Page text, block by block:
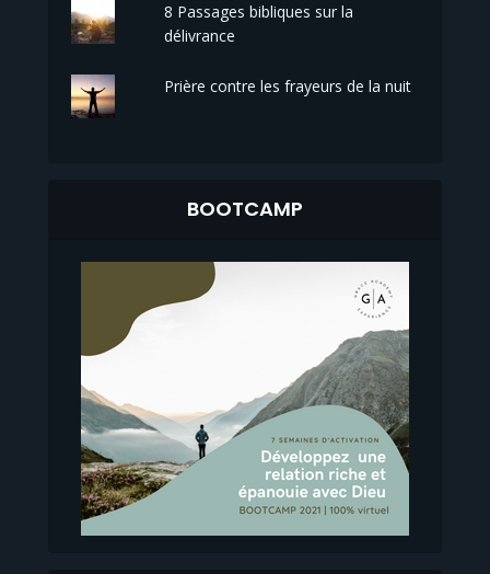
8 Passages bibliques sur la
délivrance
Prière contre les frayeurs de la nuit
BOOTCAMP